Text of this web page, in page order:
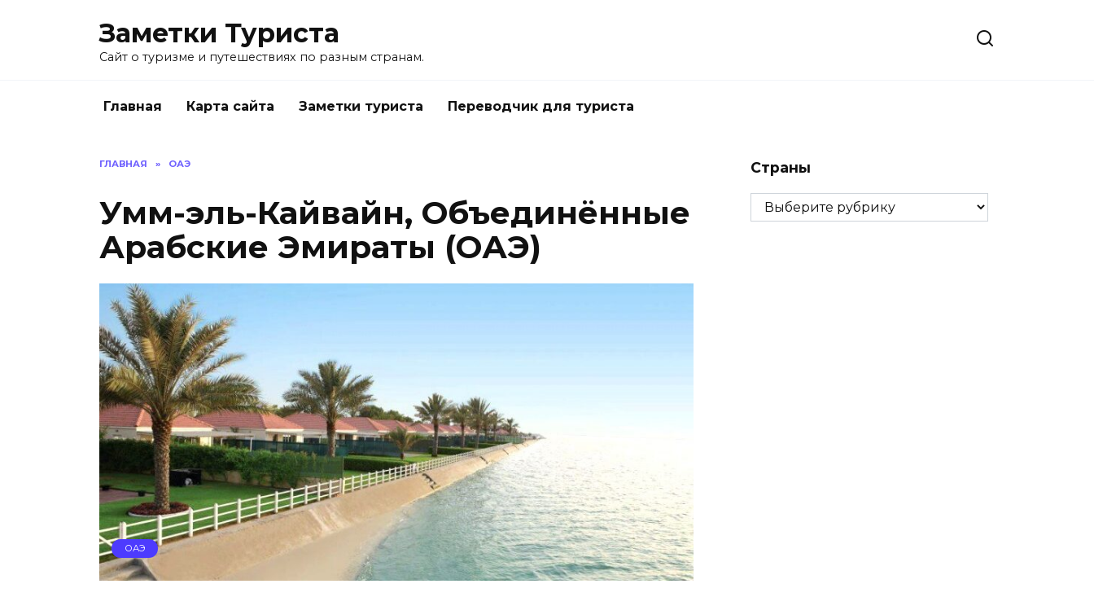
Заметки Туриста
Сайт о туризме и путешествиях по разным странам.
Главная Карта сайта Заметки туриста Переводчик для туриста
ГЛАВНАЯ » ОАЭ
Умм-эль-Кайвайн, Объединённые
Арабские Эмираты (ОАЭ)
ОАЭ
Страны